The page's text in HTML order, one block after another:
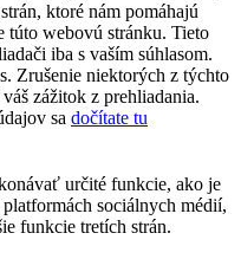
ktoré nám pomáhajú
webovú stránku. Tieto
iba s vaším súhlasom.
Zrušenie niektorých z týchto
zážitok z prehliadania.
sa dočítate tu
určité funkcie, ako je
sociálnych médií,
funkcie tretích strán.